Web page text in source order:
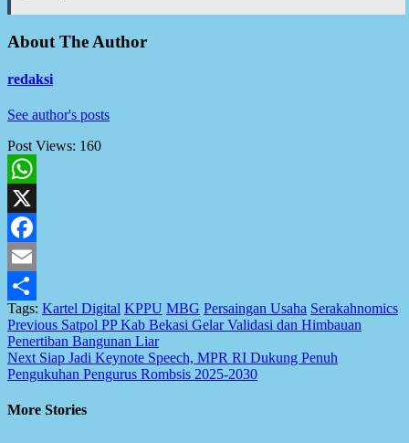
About The Author
redaksi
See author's posts
Post Views: 160
WhatsApp
X
Facebook
Email
Share
Tags: Kartel Digital KPPU MBG Persaingan Usaha Serakahnomics
Post
navigation
Previous Satpol PP Kab Bekasi Gelar Validasi dan Himbauan
Penertiban Bangunan Liar
Next Siap Jadi Keynote Speech, MPR RI Dukung Penuh
Pengukuhan Pengurus Rombsis 2025-2030
More Stories